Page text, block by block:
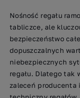
Nośność regału
tabliczce, ale
bezpieczeństwo
dopuszczalnych
niebezpiecznych
regału. Dlatego tak
zaleceń producenta